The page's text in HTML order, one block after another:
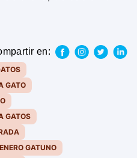
en:
GATO
GATOS
GATUNO